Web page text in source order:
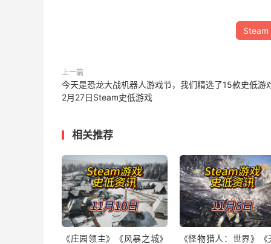
Steam
上一篇
今天是恐龙大战机器人游戏节，我们精选了15款史低游
2月27日Steam史低游戏
相关推荐
《庄园领主》《风暴之城》
《怪物猎人：世界》《